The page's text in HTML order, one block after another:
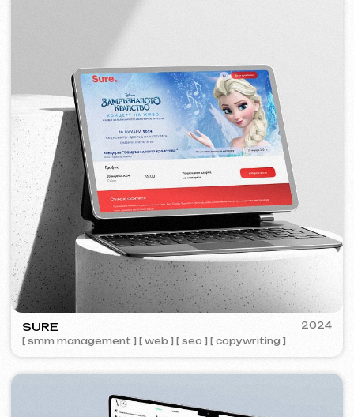
[ smm management ] [ web ] [ seo ]
2023
ZAPOMNI